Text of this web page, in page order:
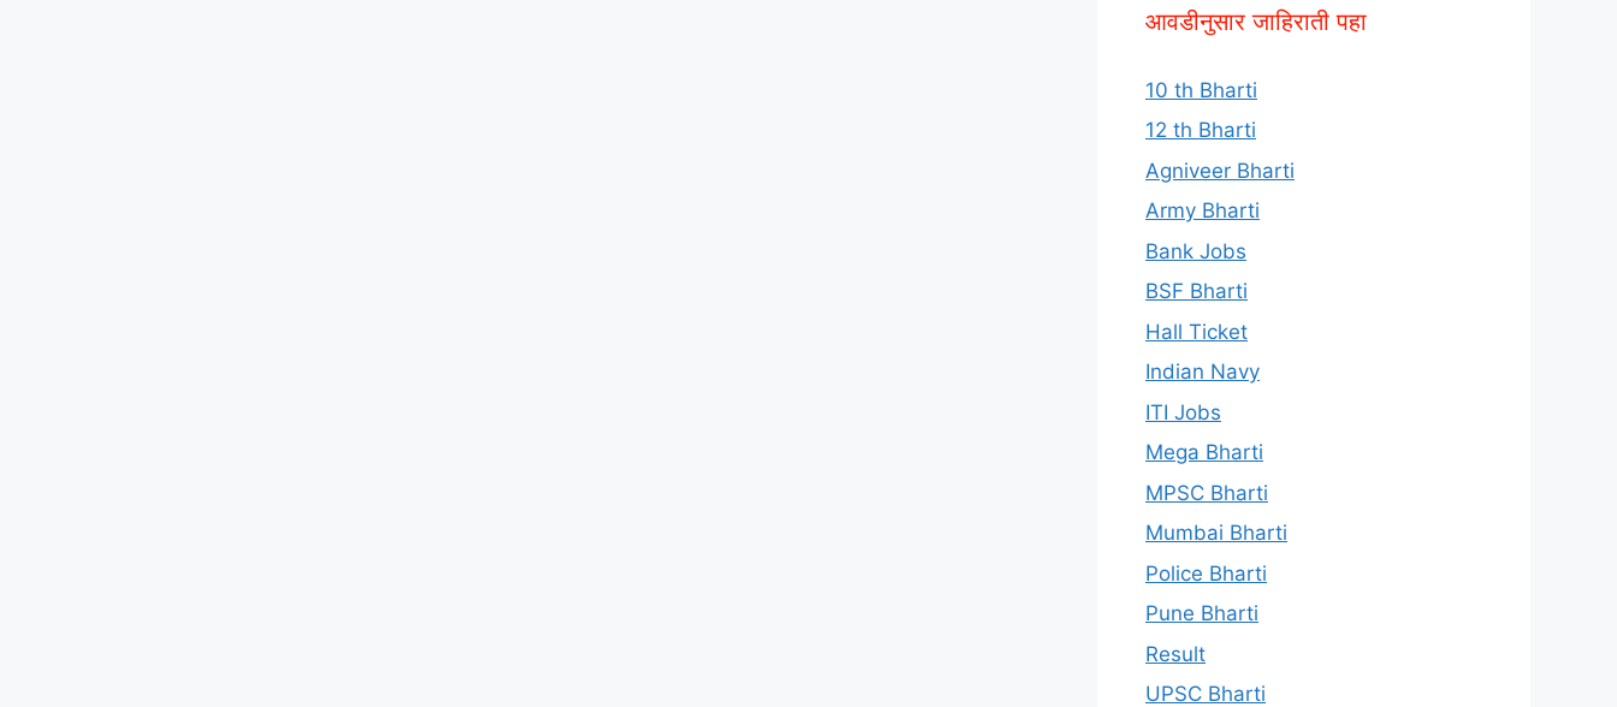
आवडीनुसार जाहिराती पहा
10 th Bharti
12 th Bharti
Agniveer Bharti
Army Bharti
Bank Jobs
BSF Bharti
Hall Ticket
Indian Navy
ITI Jobs
Mega Bharti
MPSC Bharti
Mumbai Bharti
Police Bharti
Pune Bharti
Result
UPSC Bharti